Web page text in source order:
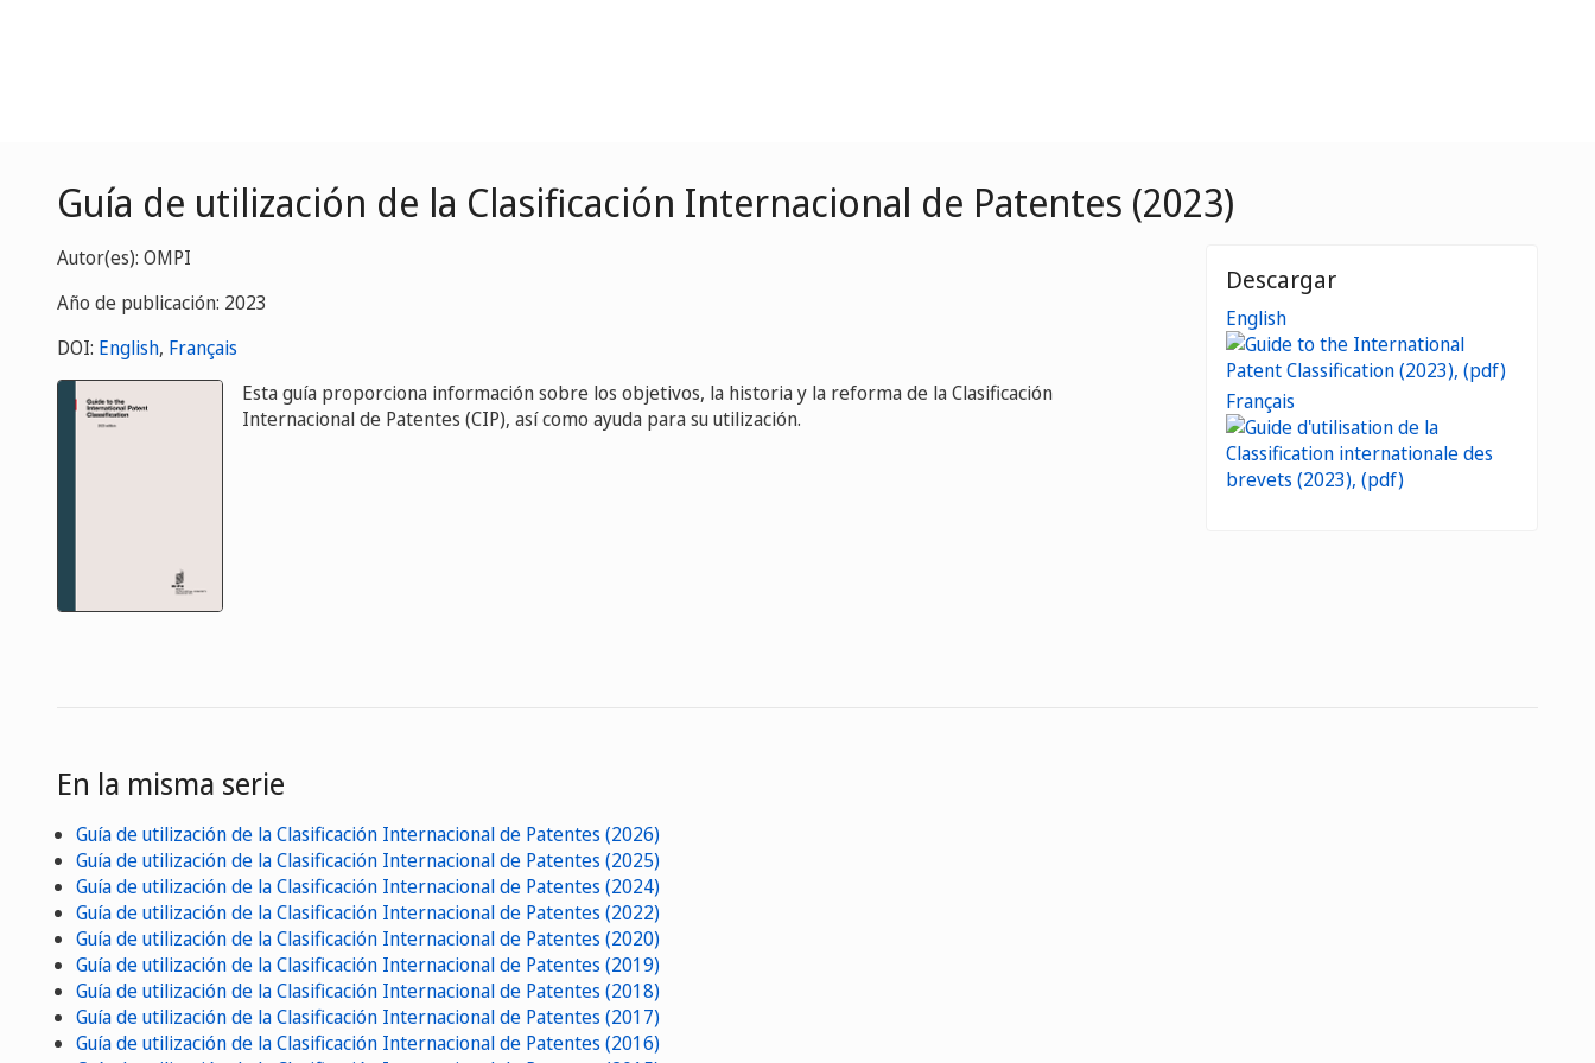
Guía de utilización de la Clasificación Internacional de Patentes (2023)
Autor(es): OMPI
Año de publicación: 2023
DOI: English, Français
Esta guía proporciona información sobre los objetivos, la historia y la reforma de la Clasificación
Internacional de Patentes (CIP), así como ayuda para su utilización.
Descargar
English
Français
En la misma serie
Guía de utilización de la Clasificación Internacional de Patentes (2026)
Guía de utilización de la Clasificación Internacional de Patentes (2025)
Guía de utilización de la Clasificación Internacional de Patentes (2024)
Guía de utilización de la Clasificación Internacional de Patentes (2022)
Guía de utilización de la Clasificación Internacional de Patentes (2020)
Guía de utilización de la Clasificación Internacional de Patentes (2019)
Guía de utilización de la Clasificación Internacional de Patentes (2018)
Guía de utilización de la Clasificación Internacional de Patentes (2017)
Guía de utilización de la Clasificación Internacional de Patentes (2016)